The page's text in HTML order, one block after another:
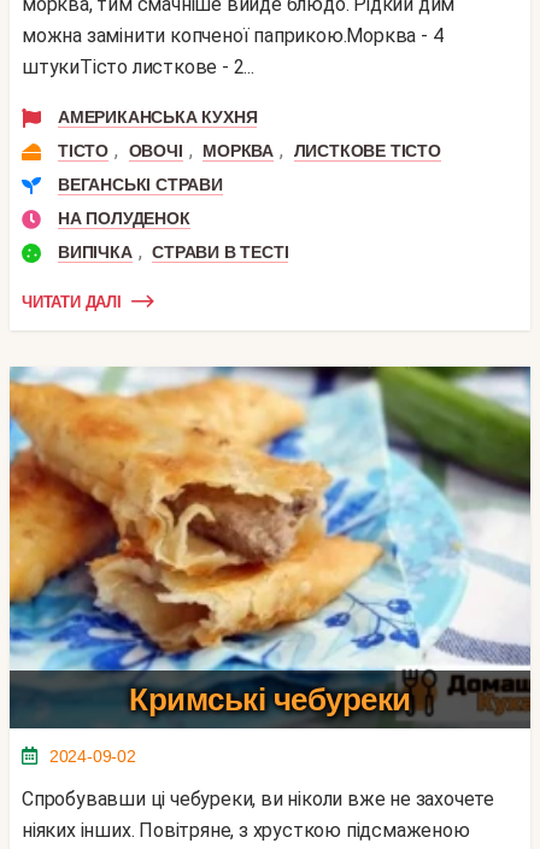
можна замінити копченої паприкою.Морква - 4
штукиТісто листкове - 2...
АМЕРИКАНСЬКА КУХНЯ
ТІСТО , ОВОЧІ , МОРКВА ,
ЛИСТКОВЕ ТІСТО
ВЕГАНСЬКІ СТРАВИ
НА ПОЛУДЕНОК
ВИПІЧКА , СТРАВИ В ТЕСТІ
ЧИТАТИ ДАЛІ
Кримські чебуреки
2024-09-02
Спробувавши ці чебуреки, ви ніколи вже не захочете
ніяких інших. Повітряне, з хрусткою підсмаженою